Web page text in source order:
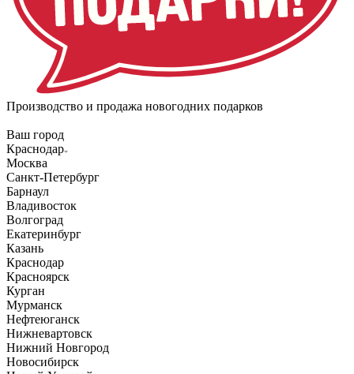
Производство и продажа новогодних подарков
Ваш город
Краснодар
Москва
Санкт-Петербург
Барнаул
Владивосток
Волгоград
Екатеринбург
Казань
Краснодар
Красноярск
Курган
Мурманск
Нефтеюганск
Нижневартовск
Нижний Новгород
Новосибирск